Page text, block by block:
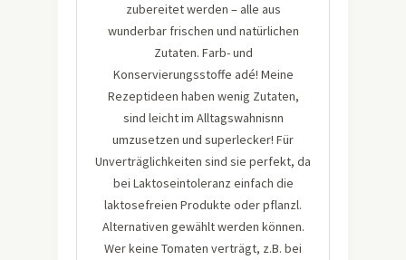
zubereitet werden – alle aus
wunderbar frischen und natürlichen
Zutaten. Farb- und
Konservierungsstoffe adé! Meine
Rezeptideen haben wenig Zutaten,
sind leicht im Alltagswahnisnn
umzusetzen und superlecker! Für
Unverträglichkeiten sind sie perfekt, da
bei Laktoseintoleranz einfach die
laktosefreien Produkte oder pflanzl.
Alternativen gewählt werden können.
Wer keine Tomaten verträgt, z.B. bei